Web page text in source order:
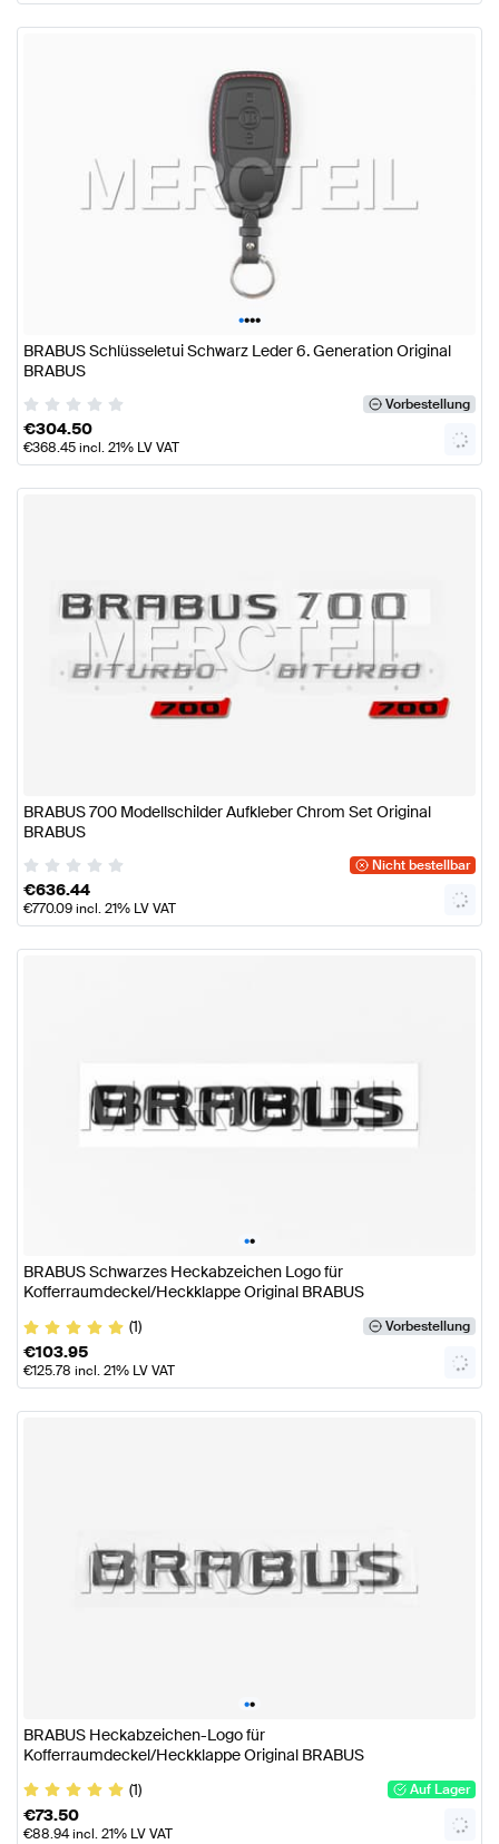
••••
BRABUS Schlüsseletui Schwarz Leder 6. Generation Original
BRABUS
Vorbestellung
€304.50
€368.45incl. 21% LV VAT
BRABUS 700 Modellschilder Aufkleber Chrom Set Original
BRABUS
Nicht bestellbar
€636.44
€770.09incl. 21% LV VAT
••
BRABUS Schwarzes Heckabzeichen Logo für
Kofferraumdeckel/Heckklappe Original BRABUS
(1)
Vorbestellung
€103.95
€125.78 incl. 21% LV VAT
••
BRABUS Heckabzeichen-Logo für
Kofferraumdeckel/Heckklappe Original BRABUS
(1)
Auf Lager
€73.50
€88.94incl. 21% LV VAT